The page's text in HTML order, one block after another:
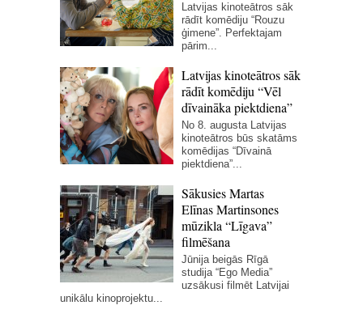
Latvijas kinoteātros sāk
rādīt komēdiju “Rouzu
ģimene”. Perfektajam
pārim...
Latvijas kinoteātros sāk
rādīt komēdiju “Vēl
dīvaināka piektdiena”
No 8. augusta Latvijas
kinoteātros būs skatāms
komēdijas “Dīvainā
piektdiena”...
Sākusies Martas
Elīnas Martinsones
mūzikla “Līgava”
filmēšana
Jūnija beigās Rīgā
studija “Ego Media”
uzsākusi filmēt Latvijai
unikālu kinoprojektu...